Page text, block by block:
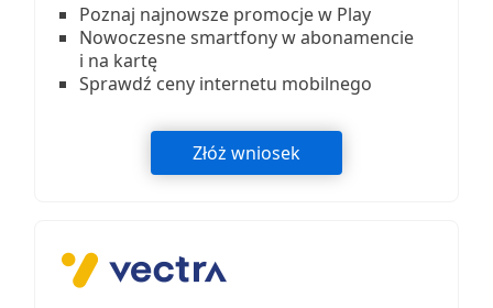
Poznaj najnowsze promocje w Play
Nowoczesne smartfony w abonamencie
i na kartę
Sprawdź ceny internetu mobilnego
Złóż wniosek